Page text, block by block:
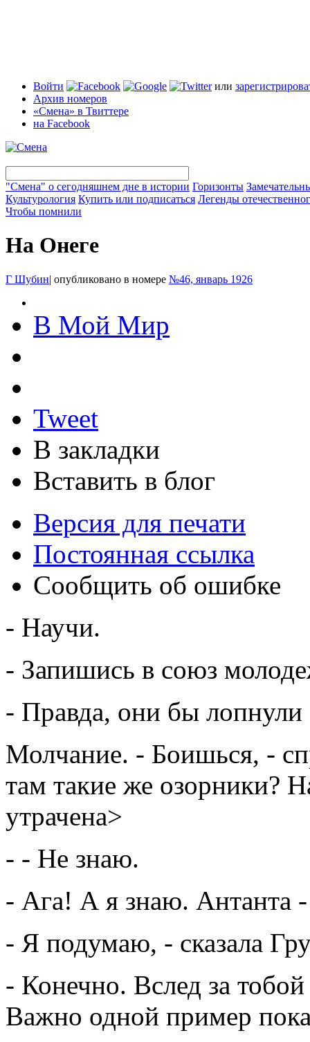
Войти или
Архив номеров
«Смена» в Твиттере
на Facebook
"Смена" о сегодняшнем дне в истории Горизонты
Культурология Купить или подписаться Легенды
Чтобы помнили
На Онеге
Г Шубин| опубликовано в номере №46, январь 1926
В Мой Мир
Tweet
В закладки
Вставить в блог
Версия для печати
Постоянная ссылка
Сообщить об ошибке
- Научи.
- Запишись в союз
- Правда, они бы лопнули
Молчание. - Боишься, -
там такие же озорники?
утрачена>
- - Не знаю.
- Ага! А я знаю. Антанта -
- Я подумаю, - сказала
- Конечно. Вслед за
Важно одной пример